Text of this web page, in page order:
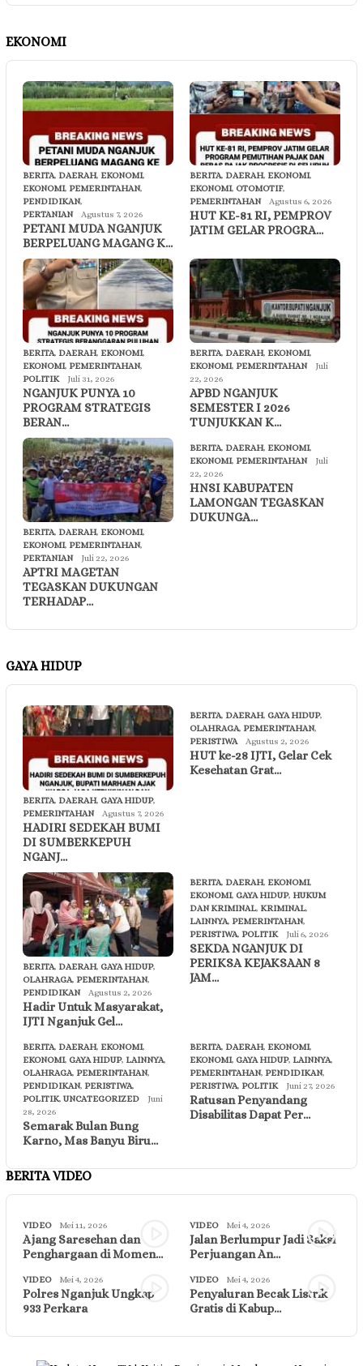
EKONOMI
BERITA, DAERAH, EKONOMI,
EKONOMI, PEMERINTAHAN,
PENDIDIKAN,
PERTANIAN
Agustus 7, 2026
PETANI MUDA NGANJUK
BERPELUANG MAGANG K…
BERITA, DAERAH, EKONOMI,
EKONOMI, OTOMOTIF,
PEMERINTAHAN
Agustus 6, 2026
HUT KE-81 RI, PEMPROV
JATIM GELAR PROGRA…
BERITA, DAERAH, EKONOMI,
EKONOMI, PEMERINTAHAN,
POLITIK
Juli 31, 2026
NGANJUK PUNYA 10
PROGRAM STRATEGIS
BERAN…
BERITA, DAERAH, EKONOMI,
EKONOMI, PEMERINTAHAN
Juli
22, 2026
APBD NGANJUK
SEMESTER I 2026
TUNJUKKAN K…
BERITA, DAERAH, EKONOMI,
EKONOMI, PEMERINTAHAN,
PERTANIAN
Juli 22, 2026
APTRI MAGETAN
TEGASKAN DUKUNGAN
TERHADAP…
BERITA, DAERAH, EKONOMI,
EKONOMI, PEMERINTAHAN
Juli
22, 2026
HNSI KABUPATEN
LAMONGAN TEGASKAN
DUKUNGA…
GAYA HIDUP
BERITA, DAERAH, GAYA HIDUP,
PEMERINTAHAN
Agustus 7, 2026
HADIRI SEDEKAH BUMI
DI SUMBERKEPUH
NGANJ…
BERITA, DAERAH, GAYA HIDUP,
OLAHRAGA, PEMERINTAHAN,
PERISTIWA
Agustus 2, 2026
HUT ke-28 IJTI, Gelar Cek
Kesehatan Grat…
BERITA, DAERAH, GAYA HIDUP,
OLAHRAGA, PEMERINTAHAN,
PENDIDIKAN
Agustus 2, 2026
Hadir Untuk Masyarakat,
IJTI Nganjuk Gel…
BERITA, DAERAH, EKONOMI,
EKONOMI, GAYA HIDUP, HUKUM
DAN KRIMINAL, KRIMINAL,
LAINNYA, PEMERINTAHAN,
PERISTIWA, POLITIK Juli 6, 2026
SEKDA NGANJUK DI
PERIKSA KEJAKSAAN 8
JAM…
BERITA, DAERAH, EKONOMI,
EKONOMI, GAYA HIDUP, LAINNYA,
OLAHRAGA, PEMERINTAHAN,
PENDIDIKAN, PERISTIWA,
POLITIK, UNCATEGORIZED
Juni
28, 2026
Semarak Bulan Bung
Karno, Mas Banyu Biru…
BERITA, DAERAH, EKONOMI,
EKONOMI, GAYA HIDUP, LAINNYA,
PEMERINTAHAN, PENDIDIKAN,
PERISTIWA, POLITIK Juni 27, 2026
Ratusan Penyandang
Disabilitas Dapat Per…
BERITA VIDEO
VIDEO Mei 11, 2026
Ajang Saresehan dan
Penghargaan di Momen…
VIDEO Mei 4, 2026
Jalan Berlumpur Jadi Saksi
Perjuangan An…
VIDEO Mei 4, 2026
Polres Nganjuk Ungkap
933 Perkara
VIDEO Mei 4, 2026
Penyaluran Becak Listrik
Gratis di Kabup…